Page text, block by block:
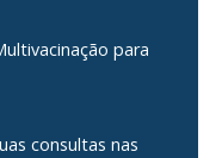
para
consultas nas